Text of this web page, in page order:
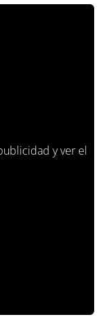
y ver el